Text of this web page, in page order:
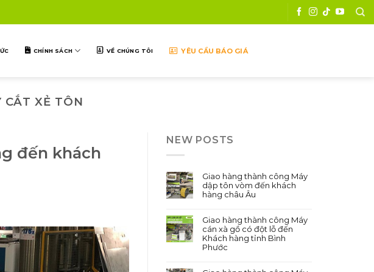
CHÍNH SÁCH VỀ CHÚNG TÔI YÊU CẦU BÁO GIÁ
CẮT XẺ TÔN
đến khách
NEW POSTS
Giao hàng thành công Máy
dập tôn vòm đến khách
hàng châu Âu
Giao hàng thành công Máy
cán xà gồ có đột lỗ đến
Khách hàng tỉnh Bình
Phước